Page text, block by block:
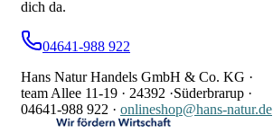
dich da.
04641-988 922
Hans Natur Handels GmbH & Co. KG ·
team Allee 11-19 · 24392 ·Süderbrarup ·
04641-988 922 · onlineshop@hans-natur.de